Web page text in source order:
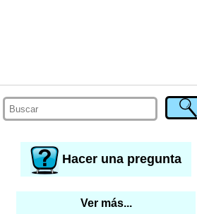
Hacer una pregunta
Ver más...